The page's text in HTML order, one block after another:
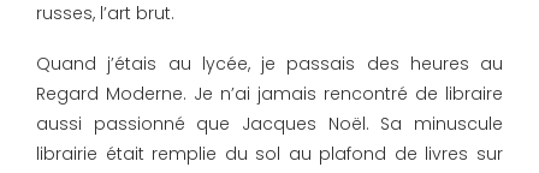
russes, l’art brut.
Quand j’étais au lycée, je passais des heures au
Regard Moderne. Je n’ai jamais rencontré de libraire
aussi passionné que Jacques Noël. Sa minuscule
librairie était remplie du sol au plafond de livres sur